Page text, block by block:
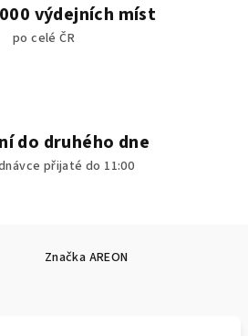
výdejních míst
po celé ČR
do druhého dne
přijaté do 11:00
Značka AREON